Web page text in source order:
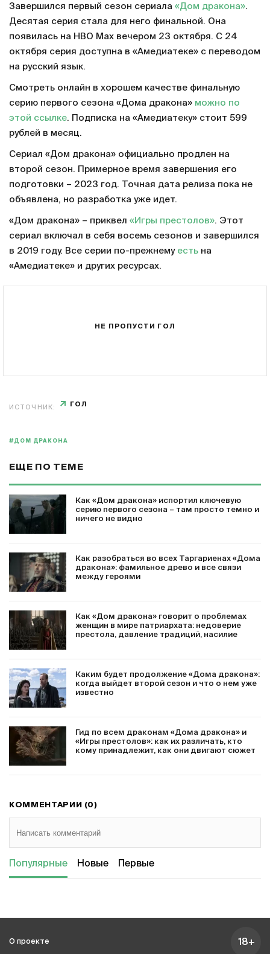
Завершился первый сезон сериала «Дом дракона».
Десятая серия стала для него финальной. Она
появилась на HBO Max вечером 23 октября. С 24
октября серия доступна в «Амедиатеке» с переводом
на русский язык.
Смотреть онлайн в хорошем качестве финальную
серию первого сезона «Дома дракона» можно по
этой ссылке. Подписка на «Амедиатеку» стоит 599
рублей в месяц.
Сериал «Дом дракона» официально продлен на
второй сезон. Примерное время завершения его
подготовки – 2023 год. Точная дата релиза пока не
объявлена, но разработка уже идет.
«Дом дракона» – приквел «Игры престолов». Этот
сериал включал в себя восемь сезонов и завершился
в 2019 году. Все серии по-прежнему есть на
«Амедиатеке» и других ресурсах.
НЕ ПРОПУСТИ ГОЛ
ИСТОЧНИК: ГОЛ
#ДОМ ДРАКОНА
ЕЩЕ ПО ТЕМЕ
Как «Дом дракона» испортил ключевую
серию первого сезона – там просто темно и
ничего не видно
Как разобраться во всех Таргариенах «Дома
дракона»: фамильное древо и все связи
между героями
Как «Дом дракона» говорит о проблемах
женщин в мире патриархата: недоверие
престола, давление традиций, насилие
Каким будет продолжение «Дома дракона»:
когда выйдет второй сезон и что о нем уже
известно
Гид по всем драконам «Дома дракона» и
«Игры престолов»: как их различать, кто
кому принадлежит, как они двигают сюжет
КОММЕНТАРИИ (0)
Популярные Новые Первые
О проекте 18+